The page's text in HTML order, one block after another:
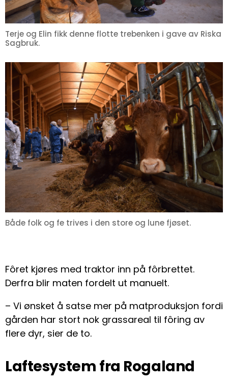
Terje og Elin fikk denne flotte trebenken i gave av Riska
Sagbruk.
Både folk og fe trives i den store og lune fjøset.
Fôret kjøres med traktor inn på fôrbrettet.
Derfra blir maten fordelt ut manuelt.
– Vi ønsket å satse mer på matproduksjon fordi
gården har stort nok grassareal til fôring av
flere dyr, sier de to.
Laftesystem fra Rogaland